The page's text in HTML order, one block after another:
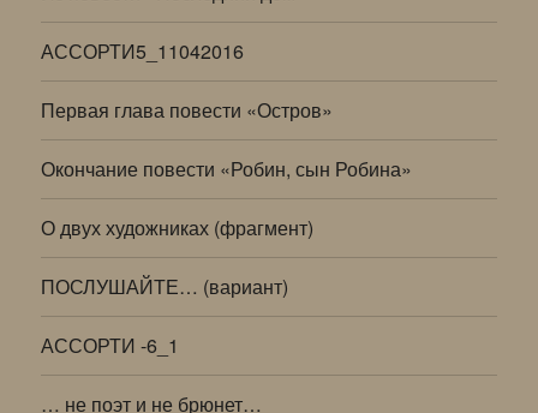
АССОРТИ5_11042016
Первая глава повести «Остров»
Окончание повести «Робин, сын Робина»
О двух художниках (фрагмент)
ПОСЛУШАЙТЕ… (вариант)
АССОРТИ -6_1
… не поэт и не брюнет…